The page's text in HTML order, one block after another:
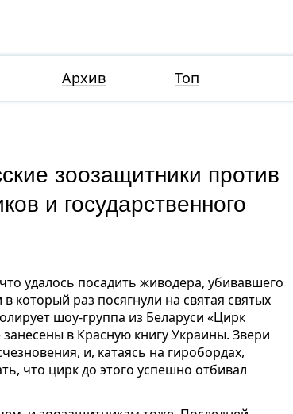
Архив Топ
зоозащитники против
и государственного
удалось посадить живодера, убивавшего
который раз посягнули на святая святых
шоу-группа из Беларуси «Цирк
в Красную книгу Украины. Звери
и, катаясь на гиробордах,
что цирк до этого успешно отбивал